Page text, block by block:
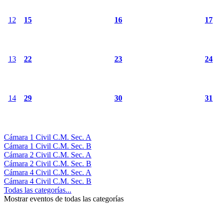
12 15 16 17
13 22 23 24
14 29 30
31
Cámara 1 Civil C.M. Sec. A
Cámara 1 Civil C.M. Sec. B
Cámara 2 Civil C.M. Sec. A
Cámara 2 Civil C.M. Sec. B
Cámara 4 Civil C.M. Sec. A
Cámara 4 Civil C.M. Sec. B
Todas las categorías...
Mostrar eventos de todas las categorías